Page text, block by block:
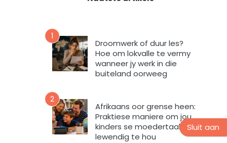
u
u
s
b
i
e
f
v
o
r
m
i
t
e
v
u
l
1
Droomwerk of duur les?
Hoe om lokvalle te vermy
wanneer jy werk in die
buiteland oorweeg
2
Afrikaans oor grense heen:
Praktiese maniere om jou
kinders se moedertaal
lewendig te hou
Sluit aan